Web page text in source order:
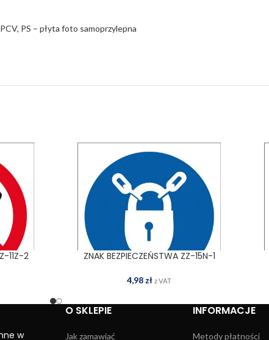
PS – płyta foto samoprzylepna
11Z-2 DODAJ DO KOSZYKA
ZNAK BEZPIECZEŃSTWA ZZ-15N-1
4,98 zł z VAT
w
O SKLEPIE
Jak zamawiać
INFORMACJE
Metody płatności